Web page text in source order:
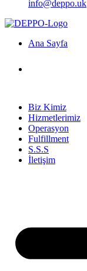
info@deppo.uk
Ana Sayfa
Biz Kimiz
Hizmetlerimiz
Operasyon
Fulfillment
S.S.S
İletişim